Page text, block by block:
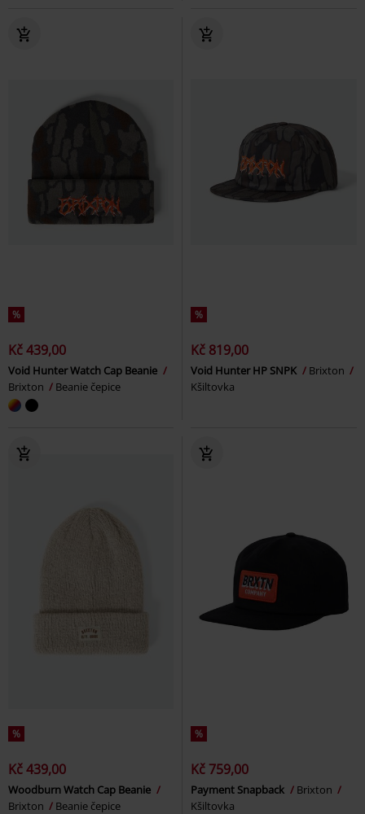
%
Kč 439,00
Void Hunter Watch Cap Beanie
Brixton
Beanie čepice
%
Kč 819,00
Void Hunter HP SNPK
Brixton
Kšiltovka
%
Kč 439,00
Woodburn Watch Cap Beanie
Brixton
Beanie čepice
%
Kč 759,00
Payment Snapback
Brixton
Kšiltovka